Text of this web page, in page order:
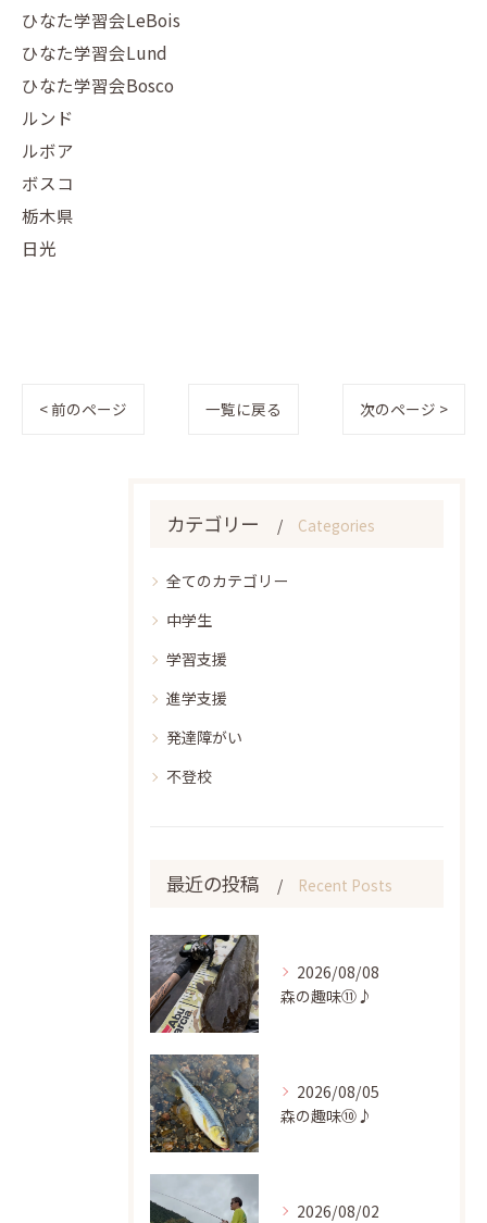
ひなた学習会LeBois
ひなた学習会Lund
ひなた学習会Bosco
ルンド
ルボア
ボスコ
栃木県
日光
< 前のページ 一覧に戻る 次のページ >
カテゴリー Categories
全てのカテゴリー
中学生
学習支援
進学支援
発達障がい
不登校
最近の投稿 Recent Posts
2026/08/08
森の趣味⑪♪
2026/08/05
森の趣味⑩♪
2026/08/02